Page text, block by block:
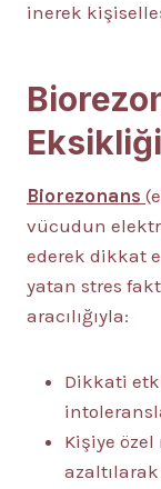
inerek
Biorezonans
vücudun
ederek dikkat
yatan stres
aracılığıyla:
Dikkati
Kişiye